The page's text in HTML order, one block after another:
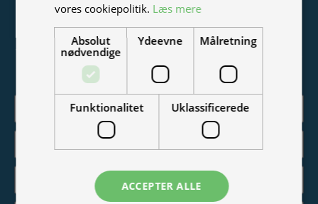
Tilmeld nyhedsmail
Vær blandt de første til at modtage info om nye produkter,
tilbud, events og udstillinger.
vores cookiepolitik. Læs mere
Absolut
nødvendige
Ydeevne Målretning
Funktionalitet Uklassificerede
ACCEPTER ALLE